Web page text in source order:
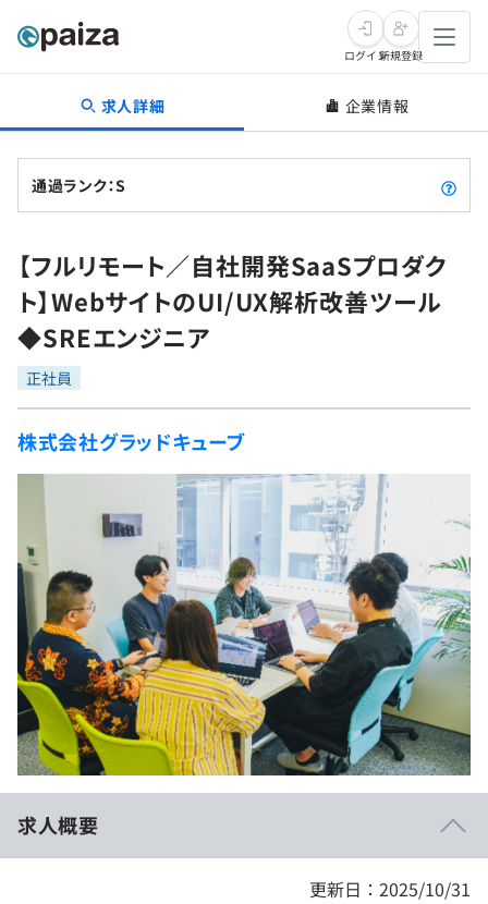
転職・キャリア
転職成功ガイド
転職エージェント
インタビュー
転職成功ガイド
新卒就活
求人検索
本選考
インターン
新卒エージェント
インタビュー
就活成功ガイド
学習
問題集
4択課題
リファレンス
プラン
個人向けプラン
法人向けプラン
学校向けプラン
契約内容・クーポン
プログラミング言語
再チャレンジ結果一覧
ゲーム・マンガ
Tech Team Journal
note
paizaとは？
ログイン新規登録
求人詳細 企業情報
通過ランク：S
【フルリモート／自社開発SaaSプロダク
ト】WebサイトのUI/UX解析改善ツール
◆SREエンジニア
正社員
株式会社グラッドキューブ
求人概要
更新日：2025/10/31